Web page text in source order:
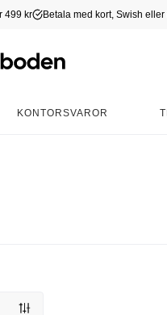
499 kr Betala med kort, Swish
KONTORSVAROR